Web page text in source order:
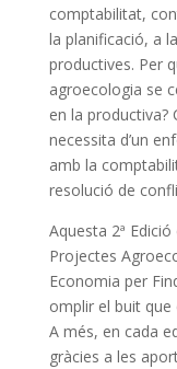
comptabilitat,
la planificació, a
productives. Per
agroecologia se
en la productiva?
necessita d’un
amb la
resolució de
Aquesta 2ª
Projectes
Economia per
omplir el buit
A més, en cada
gràcies a les